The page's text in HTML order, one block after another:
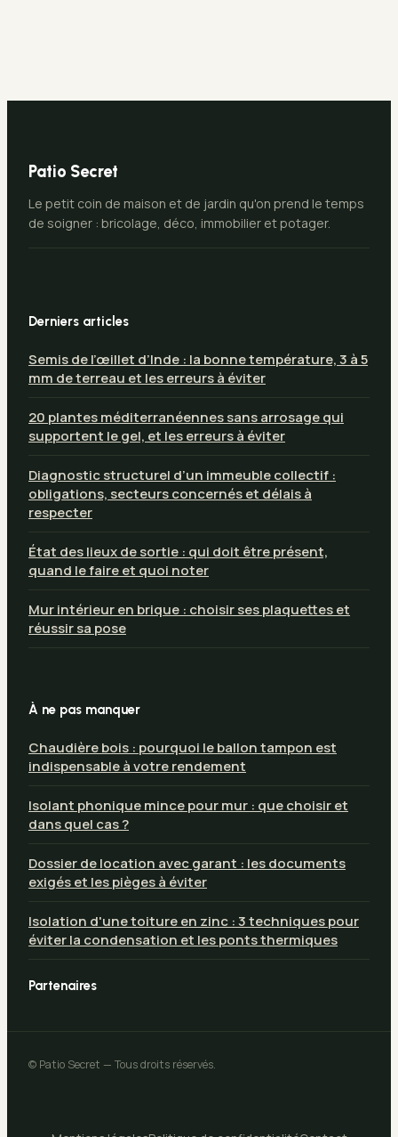
Patio Secret
Le petit coin de maison et de jardin qu'on prend le temps
de soigner : bricolage, déco, immobilier et potager.
Derniers articles
Semis de l’œillet d’Inde : la bonne température, 3 à 5
mm de terreau et les erreurs à éviter
20 plantes méditerranéennes sans arrosage qui
supportent le gel, et les erreurs à éviter
Diagnostic structurel d’un immeuble collectif :
obligations, secteurs concernés et délais à
respecter
État des lieux de sortie : qui doit être présent,
quand le faire et quoi noter
Mur intérieur en brique : choisir ses plaquettes et
réussir sa pose
À ne pas manquer
Chaudière bois : pourquoi le ballon tampon est
indispensable à votre rendement
Isolant phonique mince pour mur : que choisir et
dans quel cas ?
Dossier de location avec garant : les documents
exigés et les pièges à éviter
Isolation d'une toiture en zinc : 3 techniques pour
éviter la condensation et les ponts thermiques
Partenaires
© Patio Secret — Tous droits réservés.